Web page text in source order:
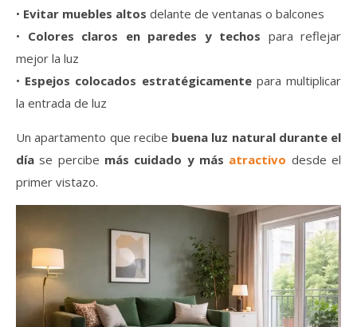
• Evitar muebles altos delante de ventanas o balcones
• Colores claros en paredes y techos para reflejar
mejor la luz
• Espejos colocados estratégicamentepara multiplicar
la entrada de luz
Un apartamento que recibe buena luz natural durante el
día se percibe más cuidado y más atractivo desde el
primer vistazo.